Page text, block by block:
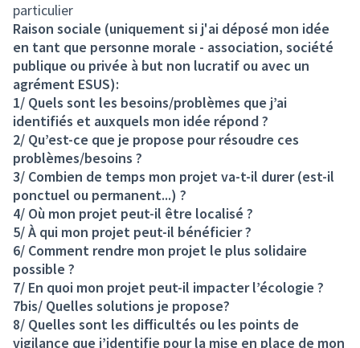
particulier
Raison sociale (uniquement si j'ai déposé mon idée
en tant que personne morale - association, société
publique ou privée à but non lucratif ou avec un
agrément ESUS):
1/ Quels sont les besoins/problèmes que j’ai
identifiés et auxquels mon idée répond ?
2/ Qu’est-ce que je propose pour résoudre ces
problèmes/besoins ?
3/ Combien de temps mon projet va-t-il durer (est-il
ponctuel ou permanent...) ?
4/ Où mon projet peut-il être localisé ?
5/ À qui mon projet peut-il bénéficier ?
6/ Comment rendre mon projet le plus solidaire
possible ?
7/ En quoi mon projet peut-il impacter l’écologie ?
7bis/ Quelles solutions je propose?
8/ Quelles sont les difficultés ou les points de
vigilance que j’identifie pour la mise en place de mon